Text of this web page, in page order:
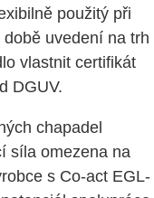
použitý při
uvedení na trh
vlastnit certifikát
DGUV.
chapadel
síla omezena na
s Co-act EGL-